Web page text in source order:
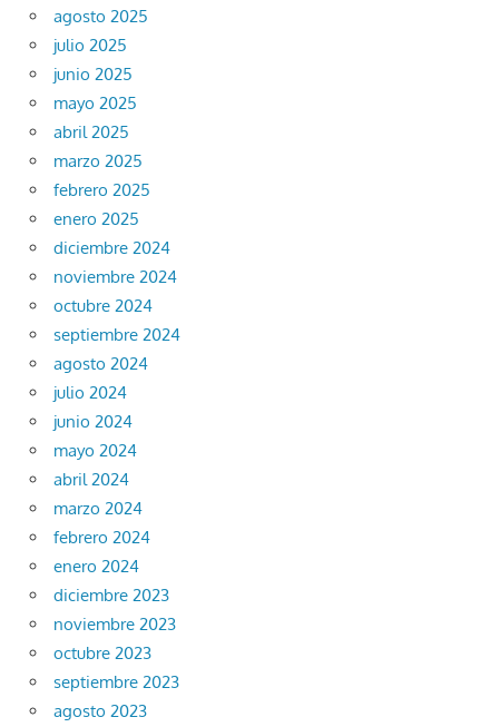
agosto 2025
julio 2025
junio 2025
mayo 2025
abril 2025
marzo 2025
febrero 2025
enero 2025
diciembre 2024
noviembre 2024
octubre 2024
septiembre 2024
agosto 2024
julio 2024
junio 2024
mayo 2024
abril 2024
marzo 2024
febrero 2024
enero 2024
diciembre 2023
noviembre 2023
octubre 2023
septiembre 2023
agosto 2023